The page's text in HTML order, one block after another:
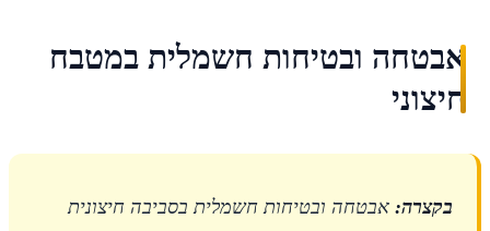
אבטחה ובטיחות חשמלית במטבח
חיצוני
בקצרה:אבטחה ובטיחות חשמלית בסביבה חיצונית